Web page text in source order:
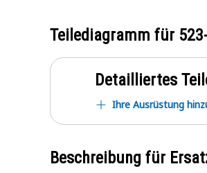
Teilediagramm für
Detailliertes
Ihre Ausrüstung
Beschreibung für